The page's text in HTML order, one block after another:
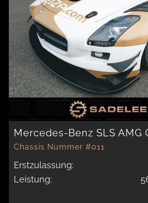
Mercedes-Benz SLS AMG
Chassis Nummer #011
Erstzulassung:
Leistung: